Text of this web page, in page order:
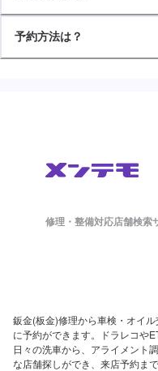
予約方法は？
修理・整備対応店舗検索
鈑金(板金)修理から車検・オイ
に予約ができます。ドラレコや
日々の洗車から、アライメント
な店舗探しができ、来店予約ま